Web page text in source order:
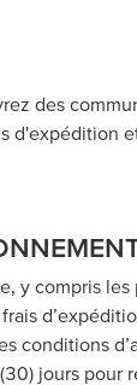
des
y compris
conditions
jours